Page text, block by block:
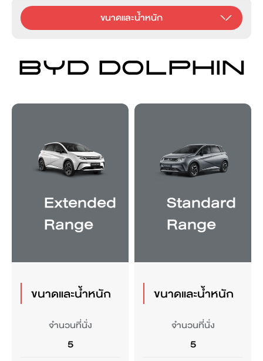
ขนาดและน้ำหนัก
BYD DOLPHIN
Extended
Range
ขนาดและน้ำหนัก
จำนวนที่นั่ง
5
Standard
Range
ขนาดและน้ำหนัก
จำนวนที่นั่ง
5
BYD DOLPHIN
Extended
Range
ระบบส่งกำลังและ
ประเภทมอเตอร์ไฟฟ้า
Standard
Range
ระบบส่งกำลังและ
ประเภทมอเตอร์ไฟฟ้า
BYD DOLPHIN
Extended
Range
พลังงานใหม่
สายชาร์จแบบพกพา
(Mode 2)
Standard
Range
พลังงานใหม่
สายชาร์จแบบพกพา
(Mode 2)
BYD DOLPHIN
Extended
Range
อุปกรณ์
ภายนอก
Standard
Range
อุปกรณ์
ภายนอก
BYD DOLPHIN
Extended
Range
อุปกรณ์
พวงมาลัยมัลติฟังก์ชัน
Standard
Range
อุปกรณ์
พวงมาลัยมัลติฟังก์ชัน
BYD DOLPHIN
Extended
Range
ระบบความ
ถุงลมนิรภัยคู่หน้า - ฝั่งคน
Standard
Range
ระบบความ
ถุงลมนิรภัยคู่หน้า - ฝั่งคน
BYD DOLPHIN
Extended
Range
ระบบมัลติมีเดีย
สบาย
Standard
Range
ระบบมัลติมีเดีย
สบาย